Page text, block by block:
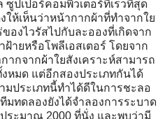
ซูปเปอร์คอมพิวเตอร์ที่เร็วที่สุด
ห้เห็นว่าหน้ากากผ้าที่ทำจากใย
องไวรัสไปกับละอองที่เกิดจาก
ายหรือโพลีเอสเตอร์ โดยจาก
ากจากผ้าใยสังเคราะห์สามารถ
หมด แต่อีกสองประเภทกันได้
มประเภทนี้ทำได้ดีในการชะลอ
มทดลองยังได้จำลองการระบาด
ระมาณ 2000 ที่นั่ง และพบว่ามี